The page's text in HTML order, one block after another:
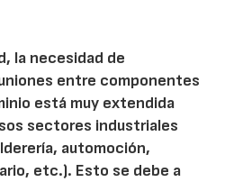
la necesidad de
entre componentes
está muy extendida
sectores industriales
automoción,
etc.). Esto se debe a